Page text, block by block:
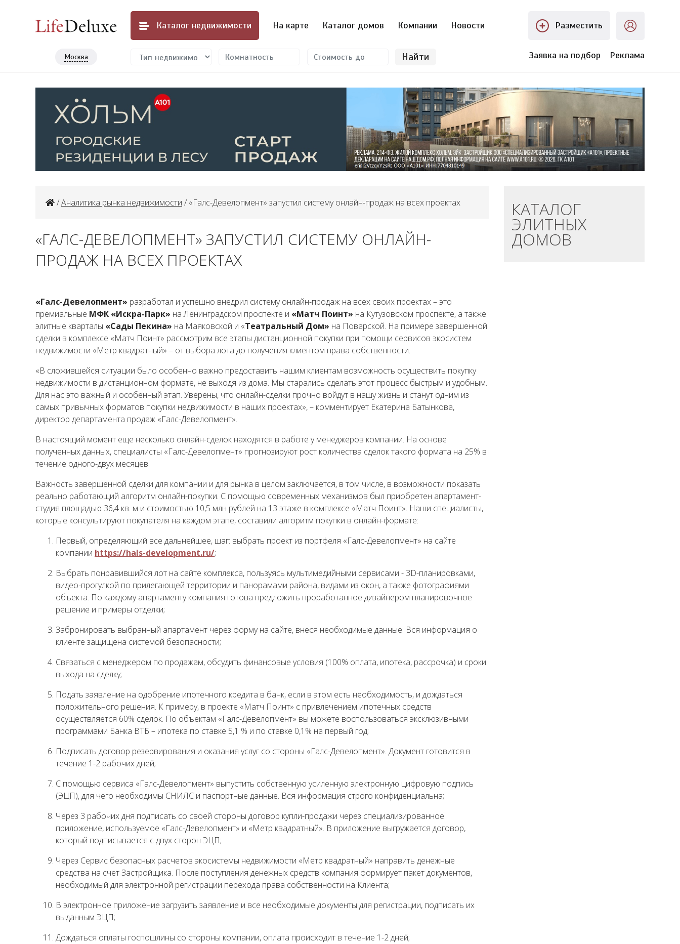
Каталог недвижимости На карте Каталог домов Компании Новости Разместить
Москва Найти Заявка на подбор Реклама
/Аналитика рынка недвижимости / «Галс-Девелопмент» запустил систему онлайн-продаж на всех проектах
«ГАЛС-ДЕВЕЛОПМЕНТ» ЗАПУСТИЛ СИСТЕМУ ОНЛАЙН-
ПРОДАЖ НА ВСЕХ ПРОЕКТАХ
«Галс-Девелопмент» разработал и успешно внедрил систему онлайн-продаж на всех своих проектах – это
премиальные МФК «Искра-Парк» на Ленинградском проспекте и «Матч Поинт» на Кутузовском проспекте, а также
элитные кварталы «Сады Пекина» на Маяковской и «Театральный Дом» на Поварской. На примере завершенной
сделки в комплексе «Матч Поинт» рассмотрим все этапы дистанционной покупки при помощи сервисов экосистем
недвижимости «Метр квадратный» – от выбора лота до получения клиентом права собственности.
«В сложившейся ситуации было особенно важно предоставить нашим клиентам возможность осуществить покупку
недвижимости в дистанционном формате, не выходя из дома. Мы старались сделать этот процесс быстрым и удобным.
Для нас это важный и особенный этап. Уверены, что онлайн-сделки прочно войдут в нашу жизнь и станут одним из
самых привычных форматов покупки недвижимости в наших проектах», – комментирует Екатерина Батынкова,
директор департамента продаж «Галс-Девелопмент».
В настоящий момент еще несколько онлайн-сделок находятся в работе у менеджеров компании. На основе
полученных данных, специалисты «Галс-Девелопмент» прогнозируют рост количества сделок такого формата на 25% в
течение одного-двух месяцев.
Важность завершенной сделки для компании и для рынка в целом заключается, в том числе, в возможности показать
реально работающий алгоритм онлайн-покупки. С помощью современных механизмов был приобретен апартамент-
студия площадью 36,4 кв. м и стоимостью 10,5 млн рублей на 13 этаже в комплексе «Матч Поинт». Наши специалисты,
которые консультируют покупателя на каждом этапе, составили алгоритм покупки в онлайн-формате:
Первый, определяющий все дальнейшее, шаг: выбрать проект из портфеля «Галс-Девелопмент» на сайте
компании https://hals-development.ru/;
Выбрать понравившийся лот на сайте комплекса, пользуясь мультимедийными сервисами - 3D-планировками,
видео-прогулкой по прилегающей территории и панорамами района, видами из окон, а также фотографиями
объекта. По каждому апартаменту компания готова предложить проработанное дизайнером планировочное
решение и примеры отделки;
Забронировать выбранный апартамент через форму на сайте, внеся необходимые данные. Вся информация о
клиенте защищена системой безопасности;
Связаться с менеджером по продажам, обсудить финансовые условия (100% оплата, ипотека, рассрочка) и сроки
выхода на сделку;
Подать заявление на одобрение ипотечного кредита в банк, если в этом есть необходимость, и дождаться
положительного решения. К примеру, в проекте «Матч Поинт» с привлечением ипотечных средств
осуществляется 60% сделок. По объектам «Галс-Девелопмент» вы можете воспользоваться эксклюзивными
программами Банка ВТБ – ипотека по ставке 5,1 % и по ставке 0,1% на первый год;
Подписать договор резервирования и оказания услуг со стороны «Галс-Девелопмент». Документ готовится в
течение 1-2 рабочих дней;
С помощью сервиса «Галс-Девелопмент» выпустить собственную усиленную электронную цифровую подпись
(ЭЦП), для чего необходимы СНИЛС и паспортные данные. Вся информация строго конфиденциальна;
Через 3 рабочих дня подписать со своей стороны договор купли-продажи через специализированное
приложение, используемое «Галс-Девелопмент» и «Метр квадратный». В приложение выгружается договор,
который подписывается с двух сторон ЭЦП;
Через Сервис безопасных расчетов экосистемы недвижимости «Метр квадратный» направить денежные
средства на счет Застройщика. После поступления денежных средств компания формирует пакет документов,
необходимый для электронной регистрации перехода права собственности на Клиента;
В электронное приложение загрузить заявление и все необходимые документы для регистрации, подписать их
выданным ЭЦП;
Дождаться оплаты госпошлины со стороны компании, оплата происходит в течение 1-2 дней;
КАТАЛОГ
ЭЛИТНЫХ
ДОМОВ